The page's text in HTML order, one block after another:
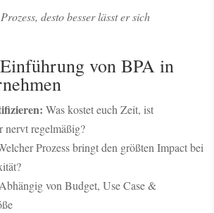
desto besser lässt er sich
von BPA in
Was kostet euch Zeit, ist
nervt regelmäßig?
Prozess bringt den größten Impact bei
Abhängig von Budget, Use Case &